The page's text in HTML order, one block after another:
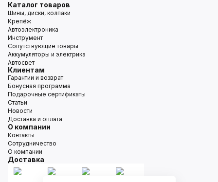
Каталог товаров
Шины, диски, колпаки
Крепёж
Автоэлектроника
Инструмент
Сопутствующие товары
Аккумуляторы и электрика
Автосвет
Клиентам
Гарантии и возврат
Бонусная программа
Подарочные сертификаты
Статьи
Новости
Доставка и оплата
О компании
Контакты
Сотрудничество
О компании
Доставка